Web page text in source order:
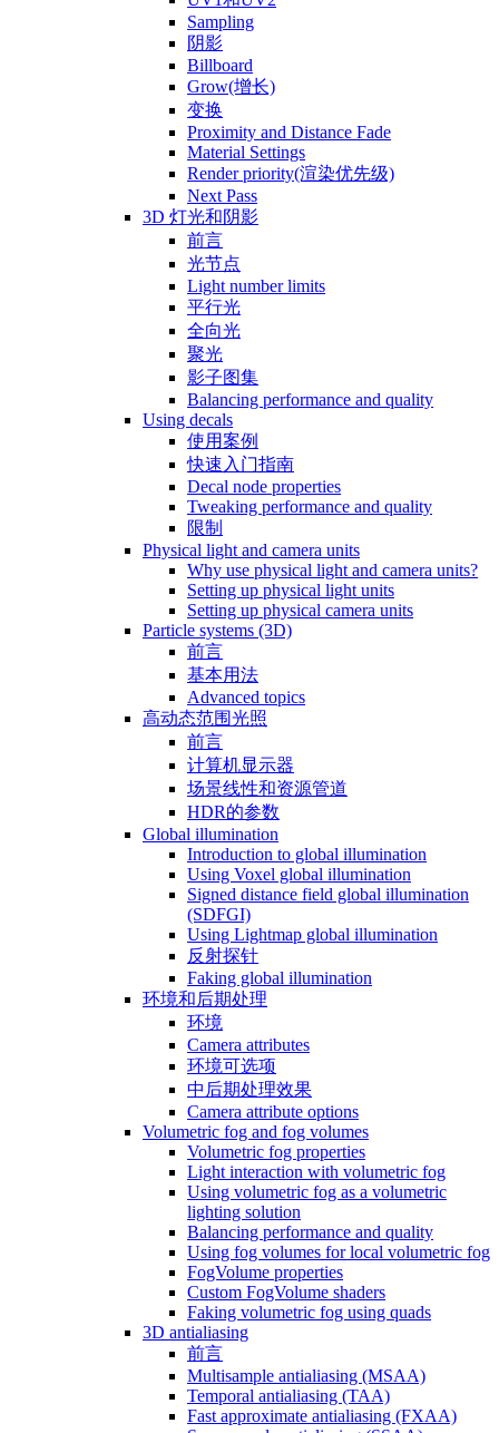
Sampling
阴影
Billboard
Grow(增长)
变换
Proximity and Distance Fade
Material Settings
Render priority(渲染优先级)
Next Pass
3D 灯光和阴影
前言
光节点
Light number limits
平行光
全向光
聚光
影子图集
Balancing performance and quality
Using decals
使用案例
快速入门指南
Decal node properties
Tweaking performance and quality
限制
Physical light and camera units
Why use physical light and camera units?
Setting up physical light units
Setting up physical camera units
Particle systems (3D)
前言
基本用法
Advanced topics
高动态范围光照
前言
计算机显示器
场景线性和资源管道
HDR的参数
Global illumination
Introduction to global illumination
Using Voxel global illumination
Signed distance field global illumination
(SDFGI)
Using Lightmap global illumination
反射探针
Faking global illumination
环境和后期处理
环境
Camera attributes
环境可选项
中后期处理效果
Camera attribute options
Volumetric fog and fog volumes
Volumetric fog properties
Light interaction with volumetric fog
Using volumetric fog as a volumetric
lighting solution
Balancing performance and quality
Using fog volumes for local volumetric fog
FogVolume properties
Custom FogVolume shaders
Faking volumetric fog using quads
3D antialiasing
前言
Multisample antialiasing (MSAA)
Temporal antialiasing (TAA)
Fast approximate antialiasing (FXAA)